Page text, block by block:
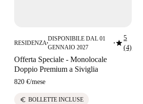
RESIDENZA■
DISPONIBILE DAL 01
GENNAIO 2027
■star5
(4)
Offerta Speciale - Monolocale
Doppio Premium a Siviglia
820 €/mese
euro BOLLETTE INCLUSE